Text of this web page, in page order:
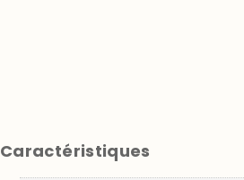
Caractéristiques